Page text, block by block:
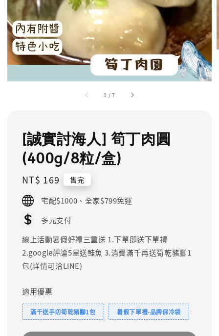
1 /7
[誠實討海人] 筍丁肉圓
(400g/8粒/盒)
Regular
price
NT$ 169 售完
宅配$1000、全家$799免運
多元支付
線上活動暑假好禮三重送 1.下單即送下單禮
2.google評論5星送鮭魚 3.消費滿千再送筍乾豬腳1
包(詳情可洽LINE)
適用優惠
滿千送手切筍乾豬腳1包 暑假下單禮-品牌保冷袋